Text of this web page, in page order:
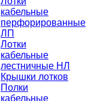
кабельные
перфорированные
ЛП
Лотки
кабельные
лестничные НЛ
Крышки лотков
Полки
кабельные